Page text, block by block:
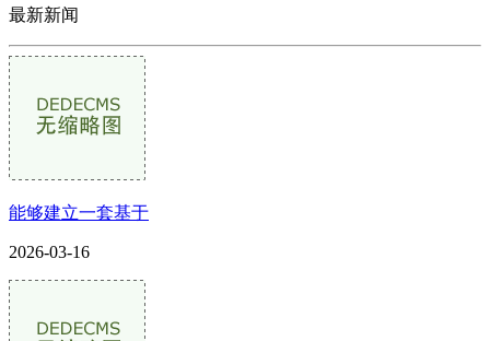
最新新闻
能够建立一套基于
2026-03-16